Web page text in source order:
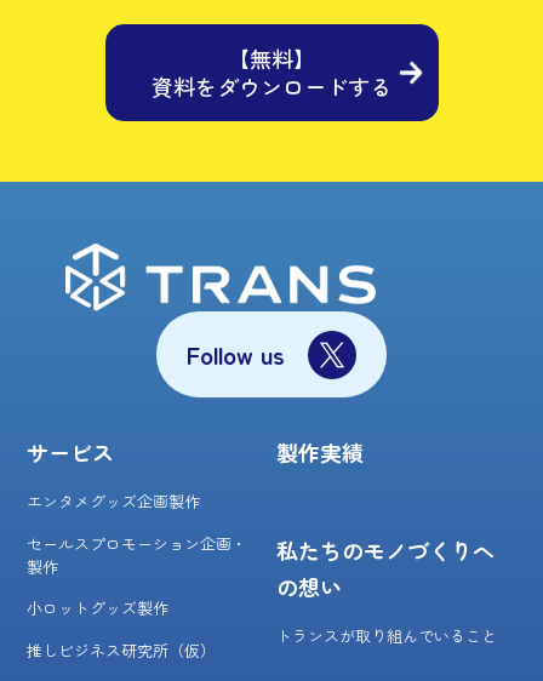
【無料】
資料をダウンロードする
Follow us
サービス
エンタメグッズ企画製作
セールスプロモーション企画・
製作
小ロットグッズ製作
推しビジネス研究所（仮）
製作実績
私たちのモノづくりへ
の想い
トランスが取り組んでいること